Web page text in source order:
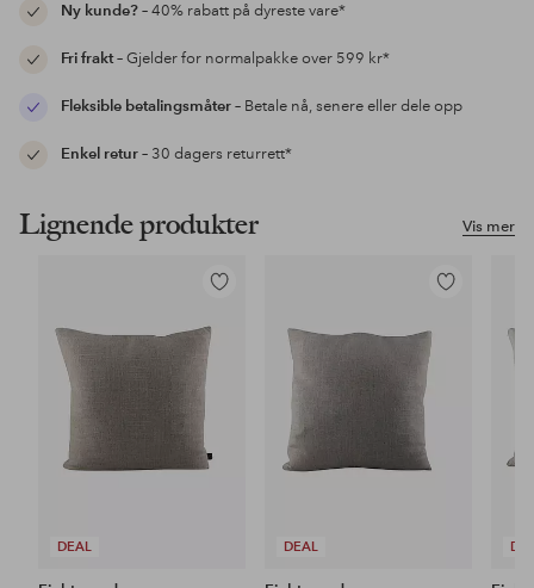
Ny kunde?– 40% rabatt på dyreste vare*
Fri frakt– Gjelder for normalpakke over 599 kr*
Fleksible betalingsmåter– Betale nå, senere eller dele opp
Enkel retur– 30 dagers returrett*
Vis mer
Lignende produkter
DEAL
Legg
favoritter
DEAL
Legg
favoritter